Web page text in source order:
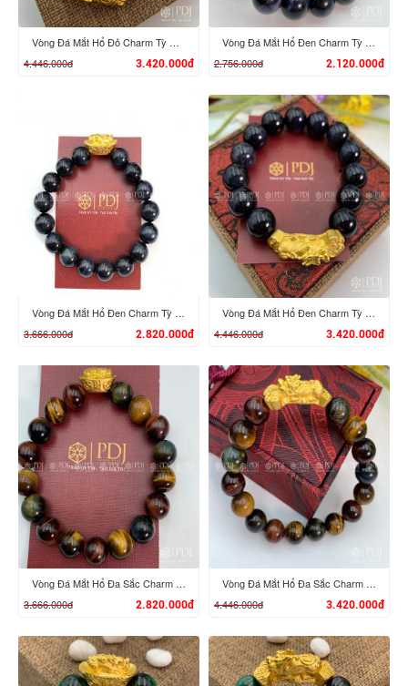
XEM CHI TIẾT
Vòng Đá Mắt Hổ Đỏ Charm Tỳ Hưu Cưỡi Gậy Như Ý Vàng 24K
4.446.000đ
3.420.000đ
XEM CHI TIẾT
Vòng Đá Mắt Hổ Đen Charm Tỳ Hưu Vàng 24K
2.756.000đ
2.120.000đ
XEM CHI TIẾT
Vòng Đá Mắt Hổ Đen Charm Tỳ Hưu Cưỡi Đĩnh Vàng 24K
3.666.000đ
2.820.000đ
XEM CHI TIẾT
Vòng Đá Mắt Hổ Đen Charm Tỳ Hưu Cưỡi Gậy Như Ý Vàng 24K
4.446.000đ
3.420.000đ
Vòng Đá Mắt Hổ Đa Sắc Charm Tỳ Hưu Cưỡi Đĩnh Vàng 24K
3.666.000đ
2.820.000đ
Vòng Đá Mắt Hổ Đa Sắc Charm Tỳ Hưu Cưỡi Gậy Như Ý Vàng 24K
4.446.000đ
3.420.000đ